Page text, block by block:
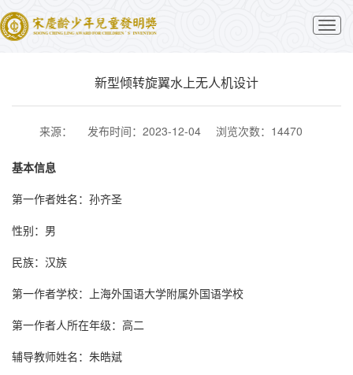
切
换
新型倾转旋翼水上无人机设计
来源： 发布时间：2023-12-04 浏览次数：14470
基本信息
第一作者姓名：孙齐圣
性别：男
民族：汉族
第一作者学校：上海外国语大学附属外国语学校
第一作者人所在年级：高二
辅导教师姓名：朱皓斌